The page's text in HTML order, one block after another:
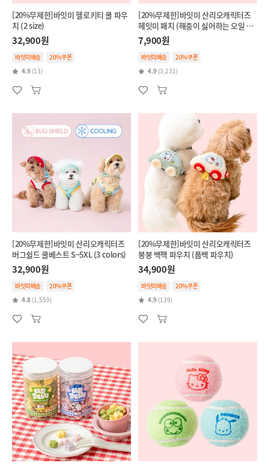
[20%무제한]바잇미 헬로키티 쿨 파우
치 (2 size)
32,900원
바잇미배송
20%쿠폰
4.9 (13)
[20%무제한]바잇미 산리오캐릭터즈
헤잇미 패치 (해충이 싫어하는 오일 함
유)
7,900원
바잇미배송
20%쿠폰
4.9 (3,231)
[20%무제한]바잇미 산리오캐릭터즈
버그쉴드 쿨베스트 S~5XL (3 colors)
32,900원
바잇미배송
20%쿠폰
4.8 (1,559)
[20%무제한]바잇미 산리오캐릭터즈
붕붕 백팩 파우치 (풉백 파우치)
34,900원
바잇미배송
20%쿠폰
4.9 (139)